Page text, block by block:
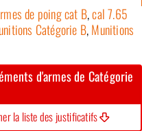
de poing cat B,cal 7.65
Catégorie B,Munitions
d'armes de Catégorie
la liste des justificatifs